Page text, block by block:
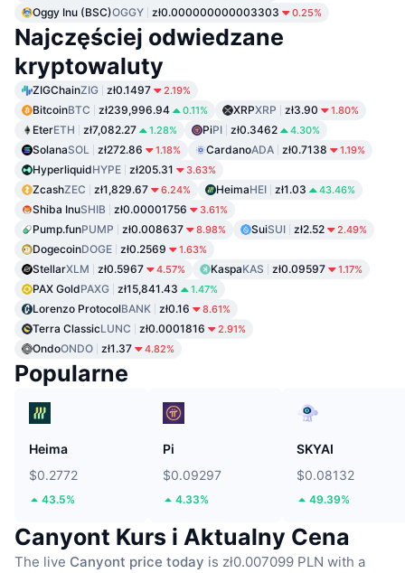
Oggy Inu (BSC)OGGY zł0.000000000003303 0.25%
Najczęściej odwiedzane
kryptowaluty
ZIGChainZIG zł0.1497 2.19%
BitcoinBTC zł239,996.94 0.11% XRPXRP zł3.90 1.80%
EterETH zł7,082.27 1.28% PiPI zł0.3462 4.30%
SolanaSOL zł272.86 1.18% CardanoADA zł0.7138 1.19%
HyperliquidHYPE zł205.31 3.63%
ZcashZEC zł1,829.67 6.24% HeimaHEI zł1.03 43.46%
Shiba InuSHIB zł0.00001756 3.61%
Pump.funPUMP zł0.008637 8.98% SuiSUI zł2.52 2.49%
DogecoinDOGE zł0.2569 1.63%
StellarXLM zł0.5967 4.57% KaspaKAS zł0.09597 1.17%
PAX GoldPAXG zł15,841.43 1.47%
Lorenzo ProtocolBANK zł0.16 8.61%
Terra ClassicLUNC zł0.0001816 2.91%
OndoONDO zł1.37 4.82%
Popularne
Heima
$0.2772
43.5%
Pi
$0.09297
4.33%
SKYAI
$0.08132
49.39%
Canyont Kurs i Aktualny Cena
The live Canyont price today is zł0.007099 PLN with a